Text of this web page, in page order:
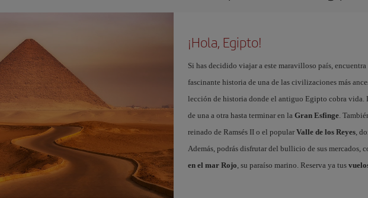
¡Hola, Egipto!
Si has decidido viajar a este maravilloso país,
fascinante historia de una de las civilizaciones más
lección de historia donde el antiguo Egipto cobra vida.
de una a otra hasta terminar en la Gran Esfinge.
reinado de Ramsés II o el popular Valle de los Reyes,
Además, podrás disfrutar del bullicio de sus mercados,
en el mar Rojo , su paraíso marino. Reserva ya tus